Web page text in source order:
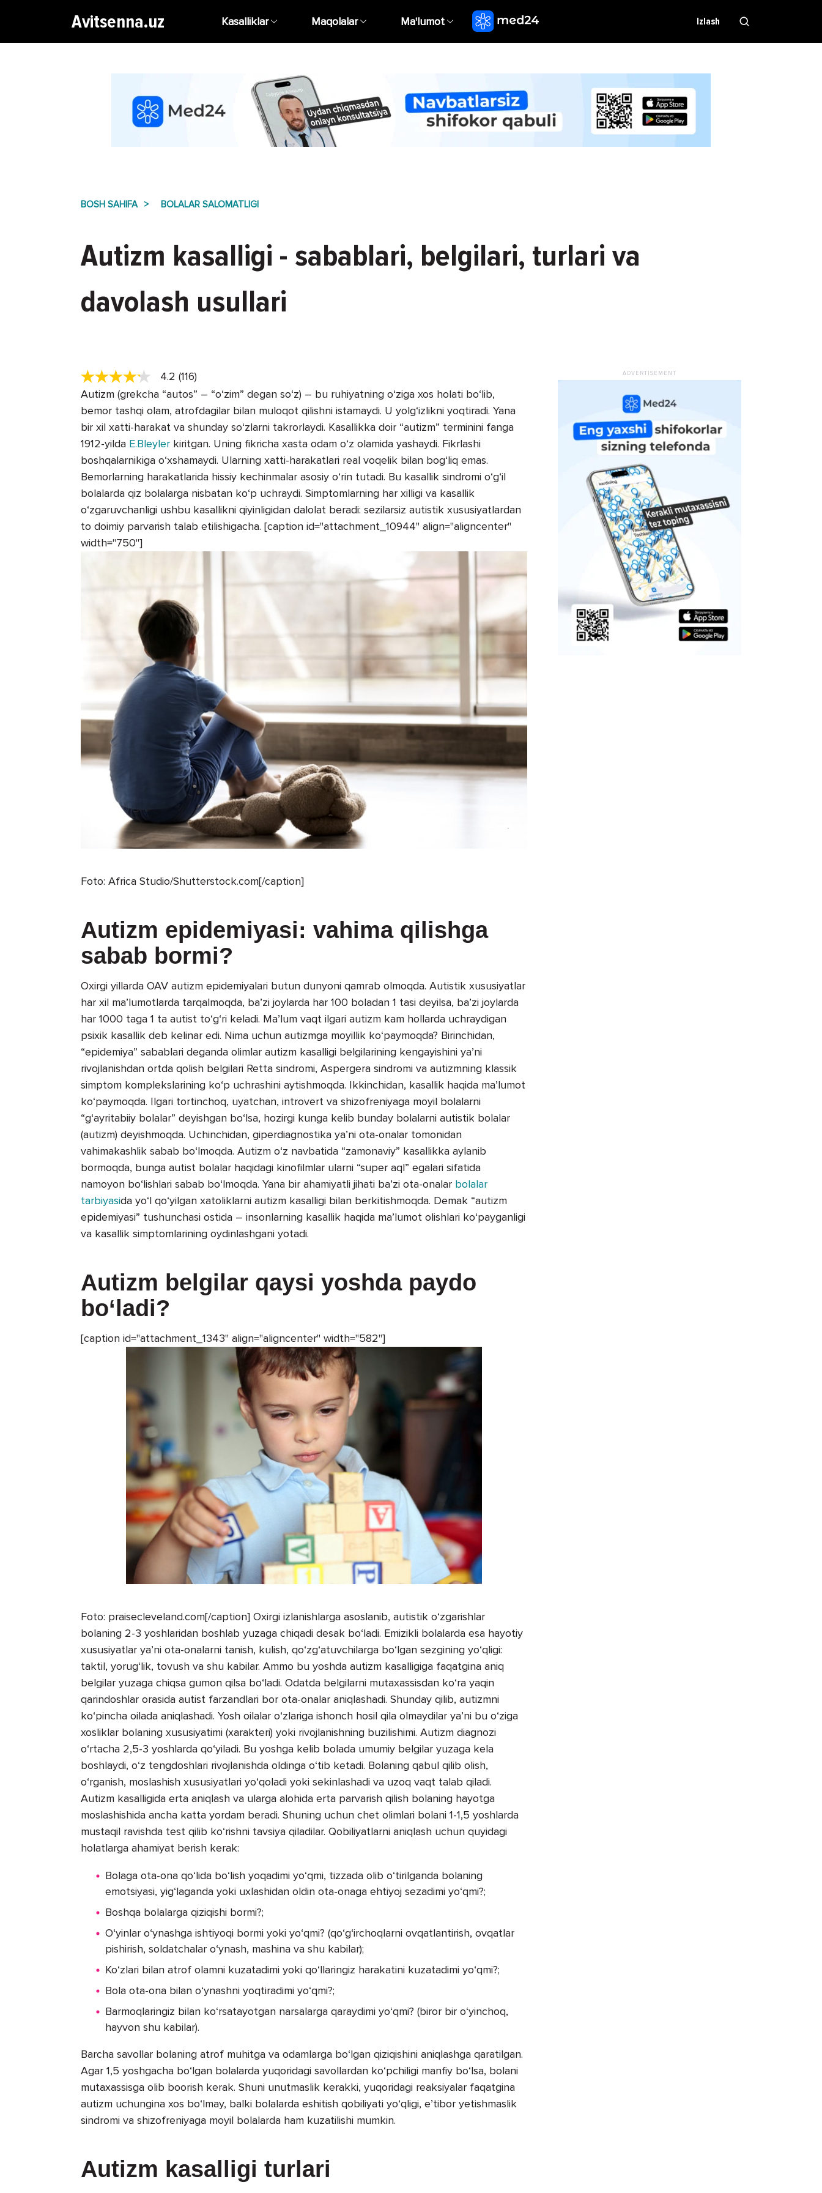
Avitsenna.uz Kasalliklar Maqolalar Ma'lumot Izlash
BOSH SAHIFA BOLALAR SALOMATLIGI
Autizm kasalligi - sabablari, belgilari, turlari va
davolash usullari
4.2 (116)
Autizm (grekcha “autos” – “o‘zim” degan so‘z) – bu ruhiyatning o‘ziga xos holati bo‘lib,
bemor tashqi olam, atrofdagilar bilan muloqot qilishni istamaydi. U yolg‘izlikni yoqtiradi. Yana
bir xil xatti-harakat va shunday so‘zlarni takrorlaydi. Kasallikka doir “autizm” terminini fanga
1912-yilda E.Bleyler kiritgan. Uning fikricha xasta odam o‘z olamida yashaydi. Fikrlashi
boshqalarnikiga o‘xshamaydi. Ularning xatti-harakatlari real voqelik bilan bog‘liq emas.
Bemorlarning harakatlarida hissiy kechinmalar asosiy o‘rin tutadi. Bu kasallik sindromi o‘g‘il
bolalarda qiz bolalarga nisbatan ko‘p uchraydi. Simptomlarning har xilligi va kasallik
o‘zgaruvchanligi ushbu kasallikni qiyinligidan dalolat beradi: sezilarsiz autistik xususiyatlardan
to doimiy parvarish talab etilishigacha. [caption id="attachment_10944" align="aligncenter"
width="750"]
Foto: Africa Studio/Shutterstock.com[/caption]
Autizm epidemiyasi: vahima qilishga
sabab bormi?
Oxirgi yillarda OAV autizm epidemiyalari butun dunyoni qamrab olmoqda. Autistik xususiyatlar
har xil ma’lumotlarda tarqalmoqda, ba’zi joylarda har 100 boladan 1 tasi deyilsa, ba’zi joylarda
har 1000 taga 1 ta autist to‘g‘ri keladi. Ma’lum vaqt ilgari autizm kam hollarda uchraydigan
psixik kasallik deb kelinar edi. Nima uchun autizmga moyillik ko‘paymoqda? Birinchidan,
“epidemiya” sabablari deganda olimlar autizm kasalligi belgilarining kengayishini ya’ni
rivojlanishdan ortda qolish belgilari Retta sindromi, Aspergera sindromi va autizmning klassik
simptom komplekslarining ko‘p uchrashini aytishmoqda. Ikkinchidan, kasallik haqida ma’lumot
ko‘paymoqda. Ilgari tortinchoq, uyatchan, introvert va shizofreniyaga moyil bolalarni
“g‘ayritabiiy bolalar” deyishgan bo‘lsa, hozirgi kunga kelib bunday bolalarni autistik bolalar
(autizm) deyishmoqda. Uchinchidan, giperdiagnostika ya’ni ota-onalar tomonidan
vahimakashlik sabab bo‘lmoqda. Autizm o‘z navbatida “zamonaviy” kasallikka aylanib
bormoqda, bunga autist bolalar haqidagi kinofilmlar ularni “super aql” egalari sifatida
namoyon bo‘lishlari sabab bo‘lmoqda. Yana bir ahamiyatli jihati ba’zi ota-onalar bolalar
tarbiyasida yo‘l qo‘yilgan xatoliklarni autizm kasalligi bilan berkitishmoqda. Demak “autizm
epidemiyasi” tushunchasi ostida – insonlarning kasallik haqida ma’lumot olishlari ko‘payganligi
va kasallik simptomlarining oydinlashgani yotadi.
Autizm belgilar qaysi yoshda paydo
bo‘ladi?
[caption id="attachment_1343" align="aligncenter" width="582"]
Foto: praisecleveland.com[/caption] Oxirgi izlanishlarga asoslanib, autistik o‘zgarishlar
bolaning 2-3 yoshlaridan boshlab yuzaga chiqadi desak bo‘ladi. Emizikli bolalarda esa hayotiy
xususiyatlar ya’ni ota-onalarni tanish, kulish, qo‘zg‘atuvchilarga bo‘lgan sezgining yo‘qligi:
taktil, yorug‘lik, tovush va shu kabilar. Ammo bu yoshda autizm kasalligiga faqatgina aniq
belgilar yuzaga chiqsa gumon qilsa bo‘ladi. Odatda belgilarni mutaxassisdan ko‘ra yaqin
qarindoshlar orasida autist farzandlari bor ota-onalar aniqlashadi. Shunday qilib, autizmni
ko‘pincha oilada aniqlashadi. Yosh oilalar o‘zlariga ishonch hosil qila olmaydilar ya’ni bu o‘ziga
xosliklar bolaning xususiyatimi (xarakteri) yoki rivojlanishning buzilishimi. Autizm diagnozi
o‘rtacha 2,5-3 yoshlarda qo‘yiladi. Bu yoshga kelib bolada umumiy belgilar yuzaga kela
boshlaydi, o‘z tengdoshlari rivojlanishda oldinga o‘tib ketadi. Bolaning qabul qilib olish,
o‘rganish, moslashish xususiyatlari yo‘qoladi yoki sekinlashadi va uzoq vaqt talab qiladi.
Autizm kasalligida erta aniqlash va ularga alohida erta parvarish qilish bolaning hayotga
moslashishida ancha katta yordam beradi. Shuning uchun chet olimlari bolani 1-1,5 yoshlarda
mustaqil ravishda test qilib ko‘rishni tavsiya qiladilar. Qobiliyatlarni aniqlash uchun quyidagi
holatlarga ahamiyat berish kerak:
Bolaga ota-ona qo‘lida bo‘lish yoqadimi yo‘qmi, tizzada olib o‘tirilganda bolaning
emotsiyasi, yig‘laganda yoki uxlashidan oldin ota-onaga ehtiyoj sezadimi yo‘qmi?;
Boshqa bolalarga qiziqishi bormi?;
O‘yinlar o‘ynashga ishtiyoqi bormi yoki yo‘qmi? (qo‘g‘irchoqlarni ovqatlantirish, ovqatlar
pishirish, soldatchalar o‘ynash, mashina va shu kabilar);
Ko‘zlari bilan atrof olamni kuzatadimi yoki qo‘llaringiz harakatini kuzatadimi yo‘qmi?;
Bola ota-ona bilan o‘ynashni yoqtiradimi yo‘qmi?;
Barmoqlaringiz bilan ko‘rsatayotgan narsalarga qaraydimi yo‘qmi? (biror bir o‘yinchoq,
hayvon shu kabilar).
Barcha savollar bolaning atrof muhitga va odamlarga bo‘lgan qiziqishini aniqlashga qaratilgan.
Agar 1,5 yoshgacha bo‘lgan bolalarda yuqoridagi savollardan ko‘pchiligi manfiy bo‘lsa, bolani
mutaxassisga olib boorish kerak. Shuni unutmaslik kerakki, yuqoridagi reaksiyalar faqatgina
autizm uchungina xos bo‘lmay, balki bolalarda eshitish qobiliyati yo‘qligi, e’tibor yetishmaslik
sindromi va shizofreniyaga moyil bolalarda ham kuzatilishi mumkin.
Autizm kasalligi turlari